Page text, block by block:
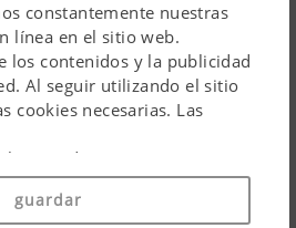
constantemente nuestras
línea en el sitio web.
los contenidos y la publicidad
Al seguir utilizando el sitio
cookies necesarias. Las
los productos de marketing
si da su consentimiento
puede hacer ajustes
las casillas de verificación
guardar